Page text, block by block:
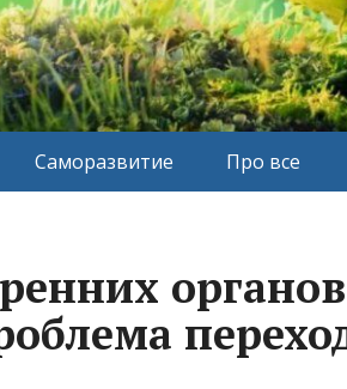
Саморазвитие Про все